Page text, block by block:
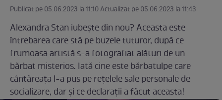
Publicat pe 05.06.2023 la 11:10 Actualizat pe 05.06.2023 la 11:43
Alexandra Stan iubește din nou? Aceasta este
întrebarea care stă pe buzele tuturor, după ce
frumoasa artistă s-a fotografiat alături de un
bărbat misterios. Iată cine este bărbatulpe care
cântăreața l-a pus pe rețelele sale personale de
socializare, dar și ce declarații a făcut aceasta!